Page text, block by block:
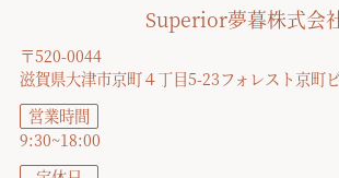
Superior夢暮株式会
〒520-0044
滋賀県大津市京町４丁目5-23フォレスト京町
営業時間
9:30~18:00